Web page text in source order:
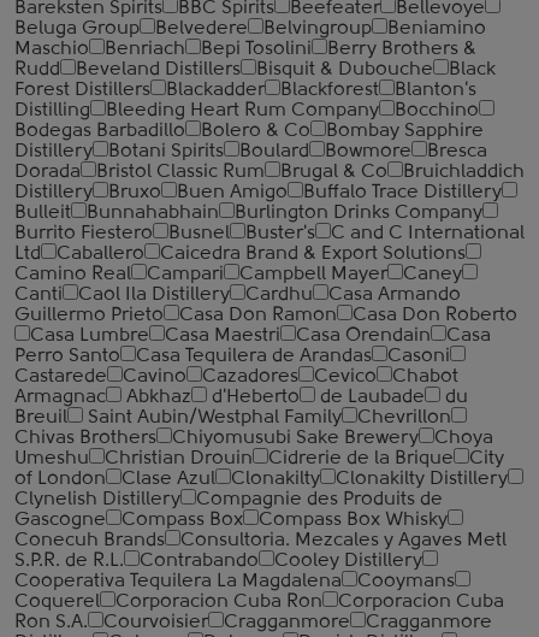
Bareksten Spirits
BBC Spirits Beefeater
Bellevoye
Beluga Group
Belvedere Belvingroup
Beniamino
Maschio
Benriach Bepi Tosolini
Berry Brothers &
Rudd
Beveland Distillers Bisquit & Dubouche
Black
Forest Distillers
Blackadder Blackforest
Blanton's
Distilling
Bleeding Heart Rum Company
Bocchino
Bodegas Barbadillo
Bolero & Co
Bombay Sapphire
Distillery
Botani Spirits Boulard Bowmore
Bresca
Dorada
Bristol Classic Rum Brugal & Co
Bruichladdich
Distillery
Bruxo Buen Amigo
Buffalo Trace Distillery
Bulleit
Bunnahabhain
Burlington Drinks Company
Burrito Fiestero
Busnel Buster's
C and C International
Ltd
Caballero
Caicedra Brand & Export Solutions
Camino Real
Campari Campbell Mayer
Caney
Canti
Caol Ila Distillery Cardhu
Casa Armando
Guillermo Prieto
Casa Don Ramon
Casa Don Roberto
Casa Lumbre
Casa Maestri Casa Orendain
Casa
Perro Santo
Casa Tequilera de Arandas
Casoni
Castarede
Cavino Cazadores Cevico
Chabot
Armagnac
Abkhaz d'Heberto de Laubade
du
Breuil
Saint Aubin/Westphal Family
Chevrillon
Chivas Brothers
Chiyomusubi Sake Brewery
Choya
Umeshu
Christian Drouin Cidrerie de la Brique
City
of London
Clase Azul Clonakilty
Clonakilty Distillery
Clynelish Distillery
Compagnie des Produits de
Gascogne
Compass Box
Compass Box Whisky
Conecuh Brands
Consultoria. Mezcales y Agaves Metl
S.P.R. de R.L.
Contrabando
Cooley Distillery
Cooperativa Tequilera La Magdalena
Cooymans
Coquerel
Corporacion Cuba Ron
Corporacion Cuba
Ron S.A.
Courvoisier Cragganmore
Cragganmore